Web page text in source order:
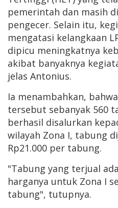
pemerintah dan masih
pengecer. Selain itu,
mengatasi kelangkaan
dipicu meningkatnya
akibat banyaknya
jelas Antonius.
Ia menambahkan,
tersebut sebanyak 560
berhasil disalurkan
wilayah Zona I, tabung
Rp21.000 per tabung.
"Tabung yang terjual
harganya untuk Zona I
tabung", tutupnya.